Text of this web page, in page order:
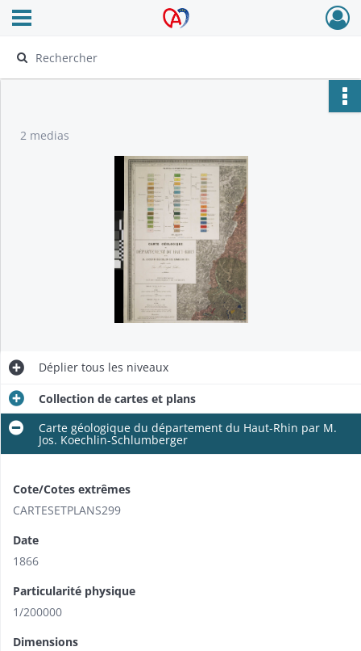
Archives Alsace - Colmar
Ouvrir le menu déroulant
2 medias
Déplier tous les niveaux
Collection de cartes et plans
Carte géologique du département du Haut-Rhin par M.
Jos. Koechlin-Schlumberger
Cote/Cotes extrêmes
CARTESETPLANS299
Date
1866
Particularité physique
1/200000
Dimensions